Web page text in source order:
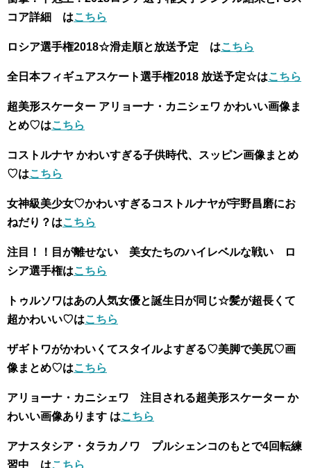
コア詳細 はこちら
ロシア選手権2018☆滑走順と放送予定 はこちら
全日本フィギュアスケート選手権2018 放送予定☆はこちら
超美形スケーター アリョーナ・カニシェワ かわいい画像ま
とめ♡はこちら
コストルナヤ かわいすぎる子供時代、スッピン画像まとめ
♡はこちら
女神級美少女♡かわいすぎるコストルナヤが宇野昌磨にお
ねだり？はこちら
注目！！目が離せない 美女たちのハイレベルな戦い ロ
シア選手権はこちら
トゥルソワはあの人気女優と誕生日が同じ☆髪が超長くて
超かわいい♡はこちら
ザギトワがかわいくてスタイルよすぎる♡美脚で美尻♡画
像まとめ♡はこちら
アリョーナ・カニシェワ 注目される超美形スケーター か
わいい画像あります はこちら
アナスタシア・タラカノワ プルシェンコのもとで4回転練
習中 はこちら